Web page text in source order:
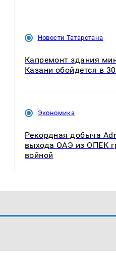
Новости Татарстана
Капремонт здания
Казани обойдется в
Экономика
Рекордная добыча
выхода ОАЭ из ОПЕК
войной